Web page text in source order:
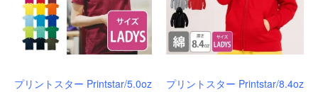
プリントスター Printstar/5.0oz
プリントスター Printstar/8.4oz